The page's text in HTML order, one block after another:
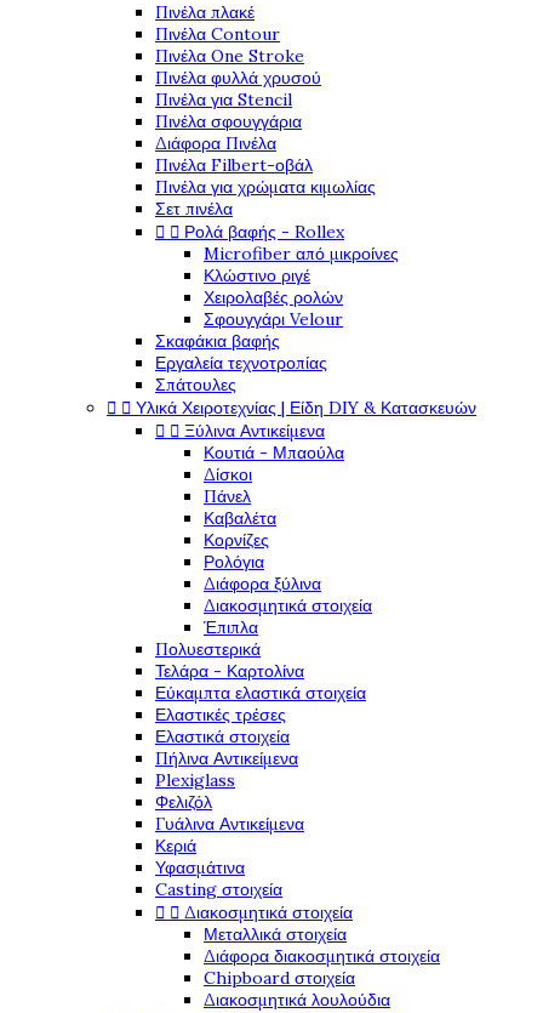
Πινέλα πλακέ
Πινέλα Contour
Πινέλα One Stroke
Πινέλα φυλλά χρυσού
Πινέλα για Stencil
Πινέλα σφουγγάρια
Διάφορα Πινέλα
Πινέλα Filbert-οβάλ
Πινέλα για χρώματα κιμωλίας
Σετ πινέλα
  Ρολά βαφής - Rollex
Microfiber από μικροίνες
Κλώστινο ριγέ
Χειρολαβές ρολών
Σφουγγάρι Velour
Σκαφάκια βαφής
Εργαλεία τεχνοτροπίας
Σπάτουλες
  Υλικά Χειροτεχνίας | Είδη DIY & Κατασκευών
  Ξύλινα Αντικείμενα
Κουτιά - Μπαούλα
Δίσκοι
Πάνελ
Καβαλέτα
Κορνίζες
Ρολόγια
Διάφορα ξύλινα
Διακοσμητικά στοιχεία
Έπιπλα
Πολυεστερικά
Τελάρα - Καρτολίνα
Εύκαμπτα ελαστικά στοιχεία
Ελαστικές τρέσες
Ελαστικά στοιχεία
Πήλινα Αντικείμενα
Plexiglass
Φελιζόλ
Γυάλινα Αντικείμενα
Κεριά
Υφασμάτινα
Casting στοιχεία
  Διακοσμητικά στοιχεία
Μεταλλικά στοιχεία
Διάφορα διακοσμητικά στοιχεία
Chipboard στοιχεία
Διακοσμητικά λουλούδια